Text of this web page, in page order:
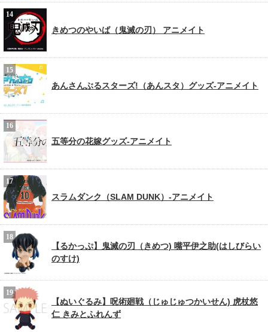
きめつのやいば（鬼滅の刃） アニメイト
あんさんぶるスターズ!（あんスタ）グッズ-アニメイト
五等分の花嫁グッズ-アニメイト
スラムダンク（SLAM DUNK）-アニメイト
【るかっぷ】鬼滅の刃（きめつ) 嘴平伊之助(はしびらい
のすけ)
【ぬいぐるみ】呪術廻戦（じゅじゅつかいせん) 虎杖悠
仁 きみとふれんず